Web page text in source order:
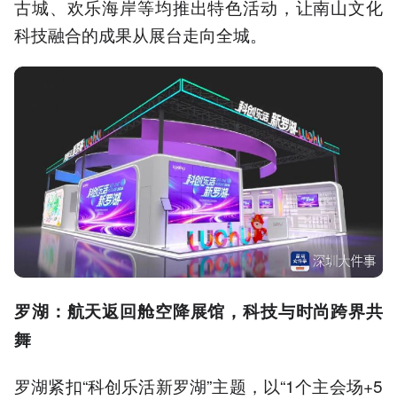
古城、欢乐海岸等均推出特色活动，让南山文化
科技融合的成果从展台走向全城。
罗湖：航天返回舱空降展馆，科技与时尚跨界共
舞
罗湖紧扣“科创乐活新罗湖”主题，以“1个主会场+5